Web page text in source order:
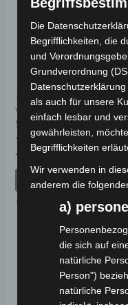
Kostenloser Versand
VSX SITZUNTERE
SEITENPANEL
Bewertet
0
49,00€
IN DEN
VSX
Die
Begrifflichkeiten, die
und
Grundverordnung
als auch für unsere
einfach lesbar und
gewährleisten,
Begrifflichkeiten
Wir verwenden in
anderem die
a)
die sich auf
natürliche
Person")
natürliche